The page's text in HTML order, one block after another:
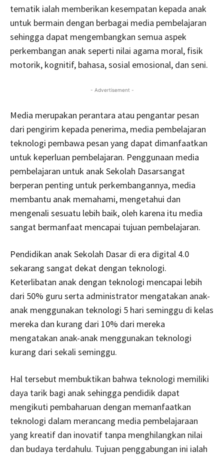
tematik ialah memberikan kesempatan kepada anak
untuk bermain dengan berbagai media pembelajaran
sehingga dapat mengembangkan semua aspek
perkembangan anak seperti nilai agama moral, fisik
motorik, kognitif, bahasa, sosial emosional, dan seni.
- Advertisement -
Media merupakan perantara atau pengantar pesan
dari pengirim kepada penerima, media pembelajaran
teknologi pembawa pesan yang dapat dimanfaatkan
untuk keperluan pembelajaran. Penggunaan media
pembelajaran untuk anak Sekolah Dasarsangat
berperan penting untuk perkembangannya, media
membantu anak memahami, mengetahui dan
mengenali sesuatu lebih baik, oleh karena itu media
sangat bermanfaat mencapai tujuan pembelajaran.
Pendidikan anak Sekolah Dasar di era digital 4.0
sekarang sangat dekat dengan teknologi.
Keterlibatan anak dengan teknologi mencapai lebih
dari 50% guru serta administrator mengatakan anak-
anak menggunakan teknologi 5 hari seminggu di kelas
mereka dan kurang dari 10% dari mereka
mengatakan anak-anak menggunakan teknologi
kurang dari sekali seminggu.
Hal tersebut membuktikan bahwa teknologi memiliki
daya tarik bagi anak sehingga pendidik dapat
mengikuti pembaharuan dengan memanfaatkan
teknologi dalam merancang media pembelajaraan
yang kreatif dan inovatif tanpa menghilangkan nilai
dan budaya terdahulu. Tujuan penggabungan ini ialah